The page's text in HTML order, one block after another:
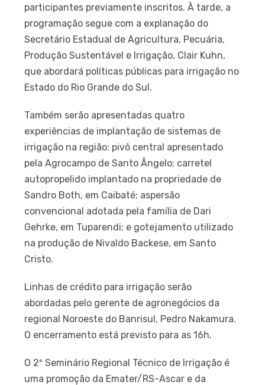
participantes previamente inscritos. À tarde, a
programação segue com a explanação do
Secretário Estadual de Agricultura, Pecuária,
Produção Sustentável e Irrigação, Clair Kuhn,
que abordará políticas públicas para irrigação no
Estado do Rio Grande do Sul.
Também serão apresentadas quatro
experiências de implantação de sistemas de
irrigação na região: pivô central apresentado
pela Agrocampo de Santo Ângelo; carretel
autopropelido implantado na propriedade de
Sandro Both, em Caibaté; aspersão
convencional adotada pela família de Dari
Gehrke, em Tuparendi; e gotejamento utilizado
na produção de Nivaldo Backese, em Santo
Cristo.
Linhas de crédito para irrigação serão
abordadas pelo gerente de agronegócios da
regional Noroeste do Banrisul, Pedro Nakamura.
O encerramento está previsto para as 16h.
O 2º Seminário Regional Técnico de Irrigação é
uma promoção da Emater/RS-Ascar e da